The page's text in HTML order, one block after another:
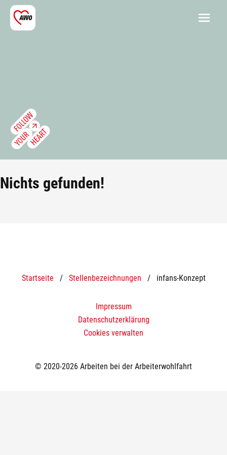
Nichts gefunden!
Startseite / Stellenbezeichnungen / infans-Konzept
Impressum
Datenschutzerklärung
Cookies verwalten
© 2020-2026 Arbeiten bei der Arbeiterwohlfahrt